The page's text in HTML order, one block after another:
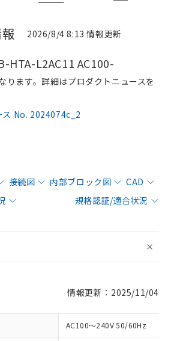
2026/8/4 8:13 情報更新
ス No. 2024074c_2
HTA-L2AC11 AC100-
ります。詳細はプロダクトニュースを
接続図 内部ブロック図
CAD
規格認証/適合状況
情報更新：2025/11/04
AC100～240V 50/60Hz